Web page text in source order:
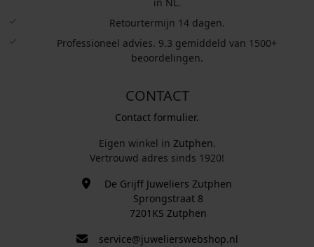
Retourtermijn 14 dagen.
Professioneel advies. 9.3 gemiddeld van 1500+
beoordelingen.
CONTACT
Contact formulier.
Eigen winkel in Zutphen.
Vertrouwd adres sinds 1920!
De Grijff Juweliers Zutphen
Sprongstraat 8
7201KS Zutphen
service@juwelierswebshop.nl